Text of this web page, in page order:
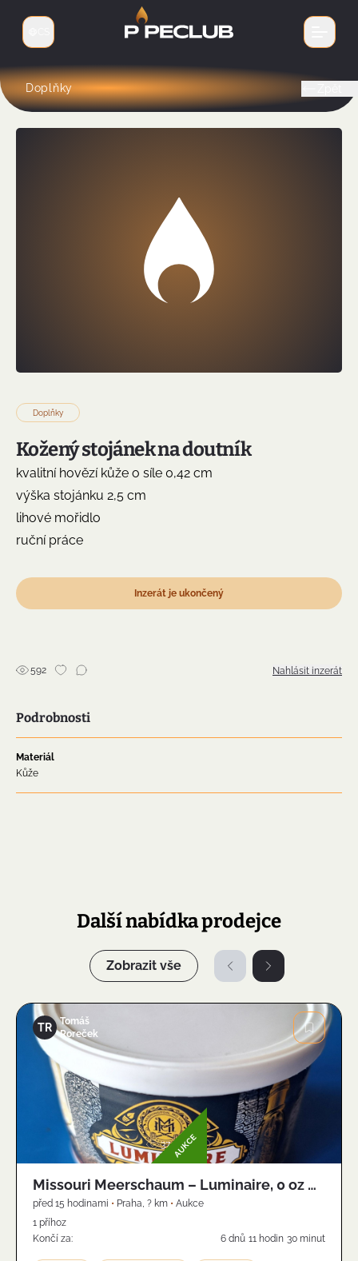
Přepnout jazyk
Doplňky
Doplňky
Kožený stojánek na doutník
kvalitní hovězí kůže o síle 0,42 cm
výška stojánku 2,5 cm
lihové mořidlo
ruční práce
Inzerát je ukončený
592 Nahlásit inzerát
Podrobnosti
Materiál
Kůže
Další nabídka prodejce
Zobrazit vše
Obrázek
TR
Tomáš
Roreček
37AUKCE
Missouri Meerschaum – Luminaire, 0 oz /
56,7 g, 2023
před 15 hodinami • Praha, ? km • Aukce
1 příhoz
Končí za:
6 dnů 11 hodin 30 minut